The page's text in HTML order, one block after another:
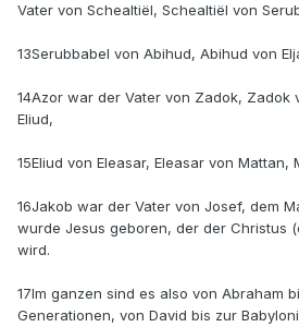
Vater von Schealtiël, Schealtiël von
13Serubbabel von Abihud, Abihud von
14Azor war der Vater von Zadok, Zadok
Eliud,
15Eliud von Eleasar, Eleasar von Mattan,
16Jakob war der Vater von Josef, dem
wurde Jesus geboren, der der Christus
wird.
17Im ganzen sind es also von Abraham
Generationen, von David bis zur